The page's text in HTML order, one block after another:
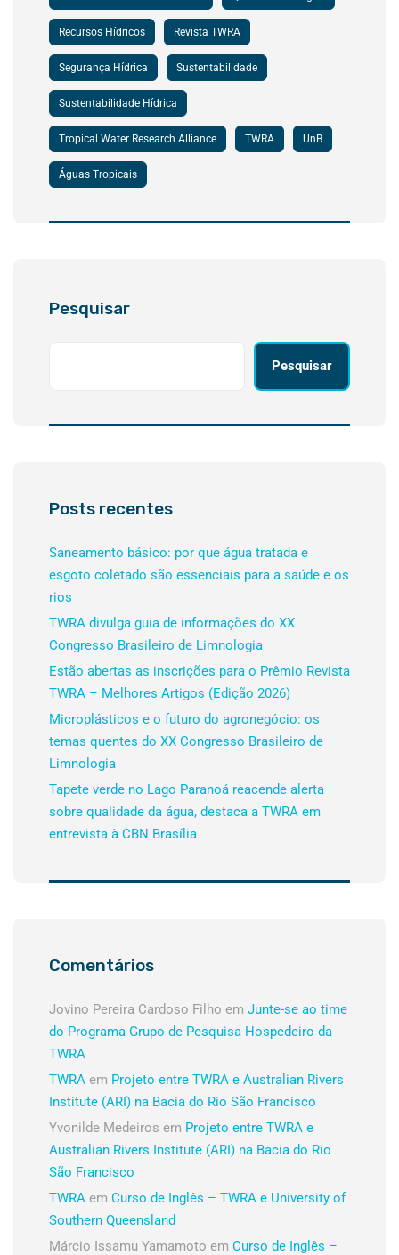
Recursos Hídricos Revista TWRA
Segurança Hídrica Sustentabilidade
Sustentabilidade Hídrica
Tropical Water Research Alliance TWRA UnB
Águas Tropicais
Pesquisar
Pesquisar
Posts recentes
Saneamento básico: por que água tratada e
esgoto coletado são essenciais para a saúde e os
rios
TWRA divulga guia de informações do XX
Congresso Brasileiro de Limnologia
Estão abertas as inscrições para o Prêmio Revista
TWRA – Melhores Artigos (Edição 2026)
Microplásticos e o futuro do agronegócio: os
temas quentes do XX Congresso Brasileiro de
Limnologia
Tapete verde no Lago Paranoá reacende alerta
sobre qualidade da água, destaca a TWRA em
entrevista à CBN Brasília
Comentários
Jovino Pereira Cardoso Filho em Junte-se ao time
do Programa Grupo de Pesquisa Hospedeiro da
TWRA
TWRA em Projeto entre TWRA e Australian Rivers
Institute (ARI) na Bacia do Rio São Francisco
Yvonilde Medeiros em Projeto entre TWRA e
Australian Rivers Institute (ARI) na Bacia do Rio
São Francisco
TWRA em Curso de Inglês – TWRA e University of
Southern Queensland
Márcio Issamu Yamamoto em Curso de Inglês –